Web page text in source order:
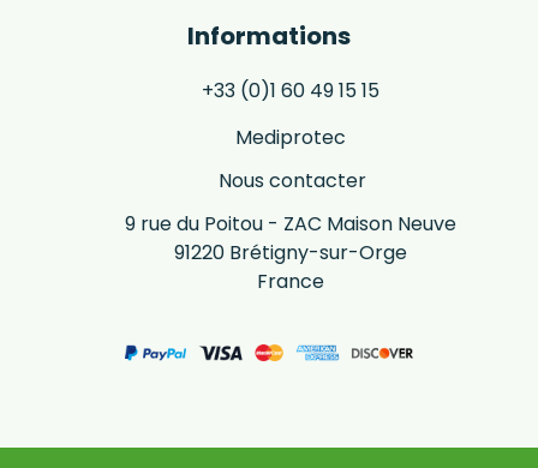
Informations
+33 (0)1 60 49 15 15
Mediprotec
Nous contacter
9 rue du Poitou - ZAC Maison Neuve
91220 Brétigny-sur-Orge
France